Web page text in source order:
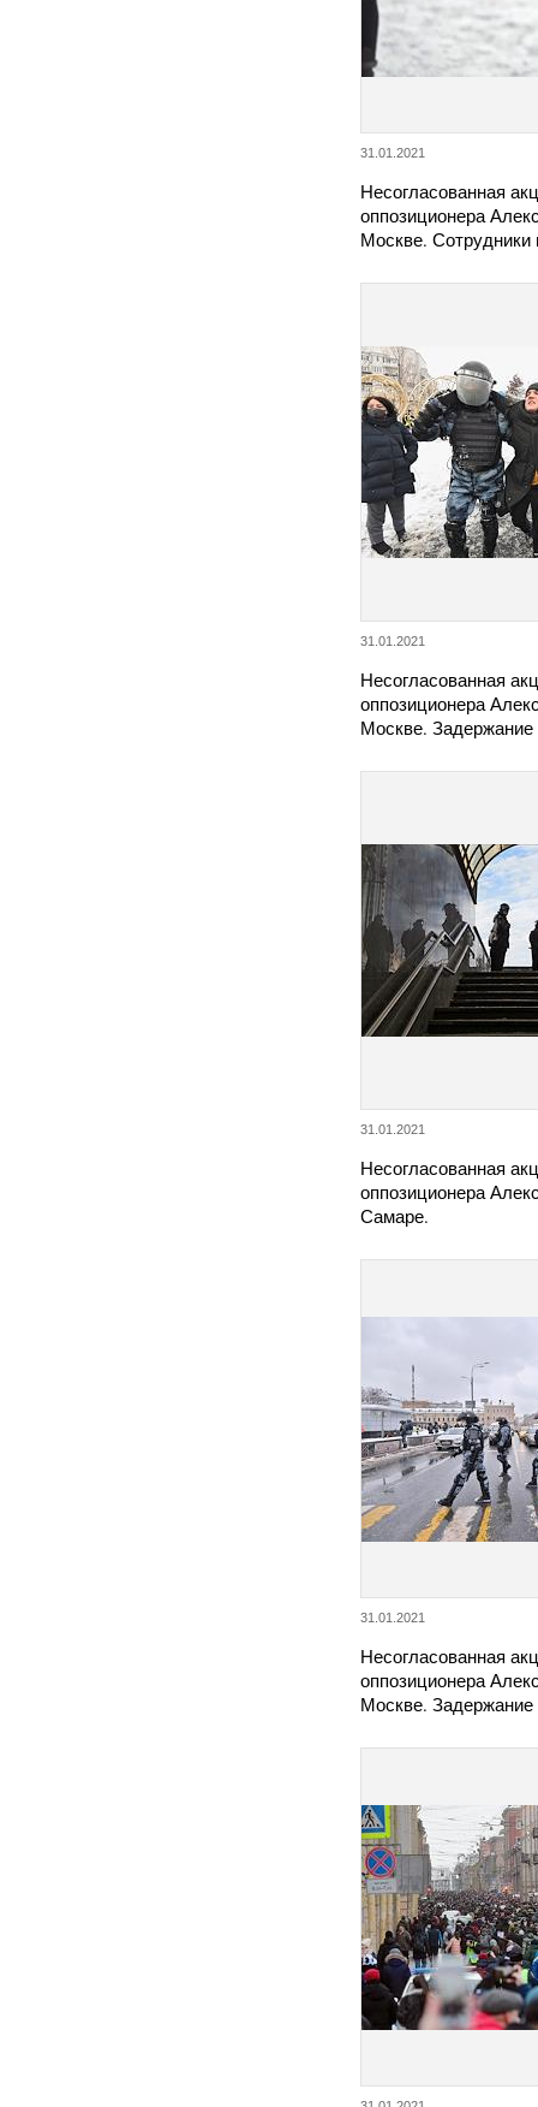
31.01.2021
Несогласованная
оппозиционера
Москве.
31.01.2021
Несогласованная
оппозиционера
Москве.
31.01.2021
Несогласованная
оппозиционера
Самаре.
31.01.2021
Несогласованная
оппозиционера
Москве.